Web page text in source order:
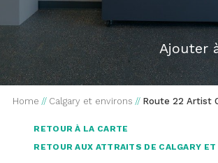
Ajouter
Home // Calgary et environs // Route 22 Artist
RETOUR À LA CARTE
RETOUR AUX ATTRAITS DE CALGARY